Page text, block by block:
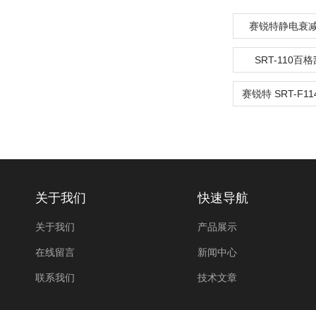
赛锐特静电衰
SRT-110百
关于我们
关于我们
在线留言
联系我们
快速导航
产品展示
新闻中心
技术文章